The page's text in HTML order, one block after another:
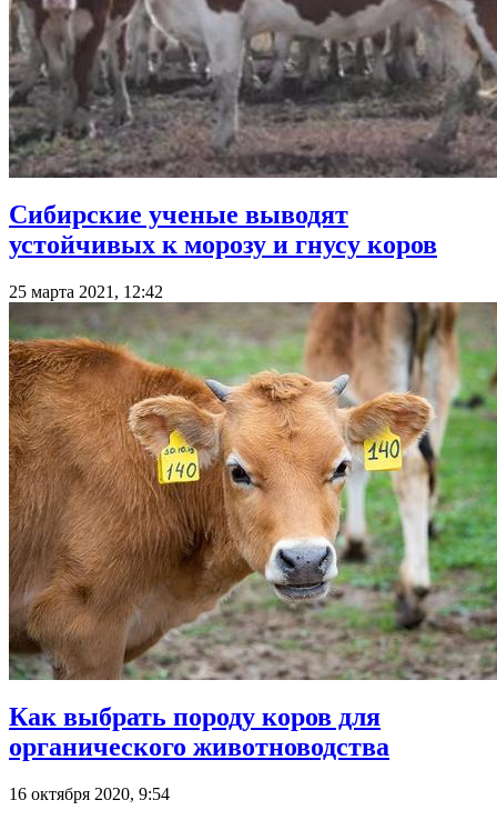
Сибирские ученые выводят
устойчивых к морозу и гнусу коров
25 марта 2021, 12:42
Как выбрать породу коров для
органического животноводства
16 октября 2020, 9:54